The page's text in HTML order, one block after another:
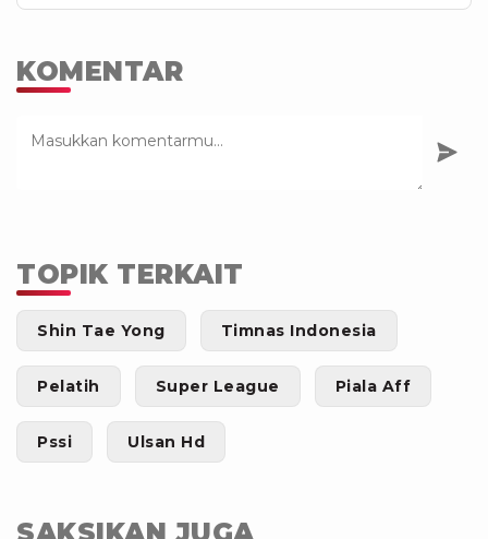
KOMENTAR
TOPIK TERKAIT
Shin Tae Yong Timnas Indonesia
Pelatih Super League Piala Aff
Pssi Ulsan Hd